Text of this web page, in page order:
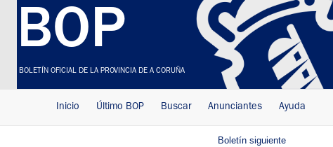
BOP
BOLETÍN OFICIAL DE LA PROVINCIA DE A CORUÑA
Ayuda
Anunciantes
Buscar
Último BOP
Inicio
Boletín siguiente